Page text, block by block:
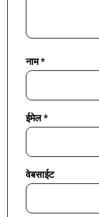
नाम*
ईमेल*
वेबसाईट